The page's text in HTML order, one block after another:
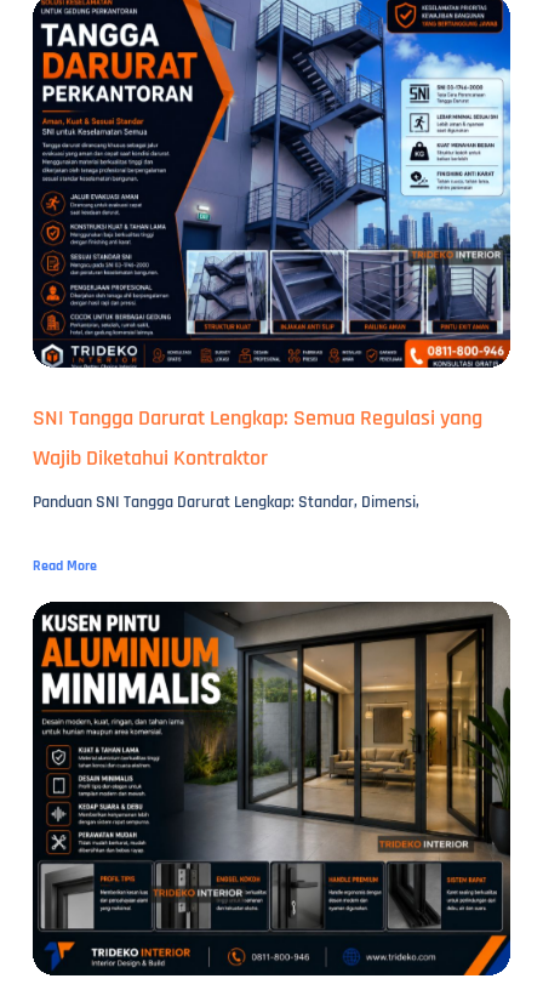
SNI Tangga Darurat Lengkap: Semua Regulasi yang
Wajib Diketahui Kontraktor
Panduan SNI Tangga Darurat Lengkap: Standar, Dimensi,
Read More